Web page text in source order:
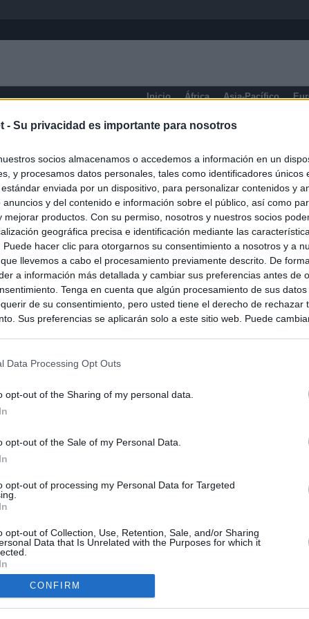
- Su privacidad es importante para nosotros
socios almacenamos o accedemos a información en un
y procesamos datos personales, tales como identificadores únicos
enviada por un dispositivo, para personalizar contenidos y
anuncios y del contenido e información sobre el público, así como
mejorar productos. Con su permiso, nosotros y nuestros socios
geográfica precisa e identificación mediante las
Puede hacer clic para otorgarnos su consentimiento a nosotros y a
llevemos a cabo el procesamiento previamente descrito. De
a información más detallada y cambiar sus preferencias antes de
Tenga en cuenta que algún procesamiento de sus
de su consentimiento, pero usted tiene el derecho de rechazar
Sus preferencias se aplicarán solo a este sitio web. Puede
Data Processing Opt Outs
opt-out of the Sharing of my personal data.
opt-out of the Sale of my Personal Data.
opt-out of processing my Personal Data for Targeted
opt-out of Collection, Use, Retention, Sale, and/or Sharing
Data that Is Unrelated with the Purposes for which it
CONFIRM
Inicio África Asia-Pacífico
Manitoba
la alerta en Ceuta y estrecha la coordinación con Marruecos
a cruzar la frontera
sobre el PP por la acogida de los menores de Ceuta en las
gobiernan en coalición
a los menores migrantes
y ADN: dentro de la oficina que busca a los desaparecidos de